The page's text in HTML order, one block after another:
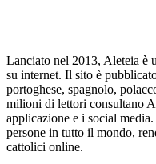
Lanciato nel 2013, Aleteia è
su internet. Il sito è
portoghese, spagnolo,
milioni di lettori consultano
applicazione e i social
persone in tutto il mondo,
cattolici online.